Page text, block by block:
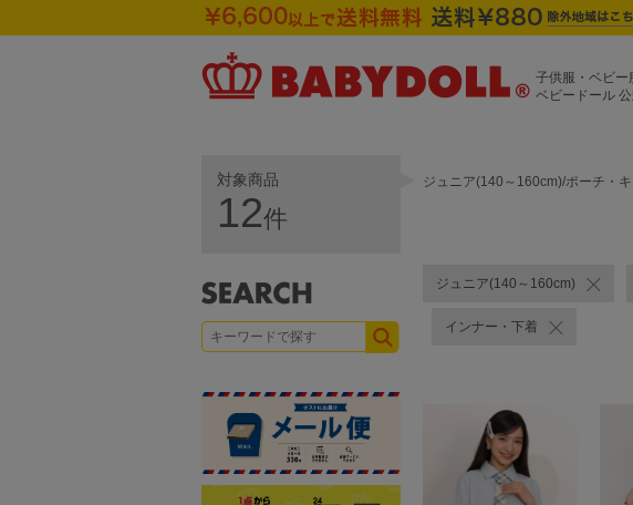
子供服・ベビー
ベビードール
ジュニア(140～160cm)/ポーチ・
ジュニア(140～160cm)
インナー・下着
対象商品
12件